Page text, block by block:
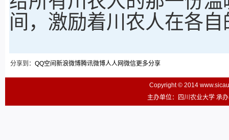
间，激励着川农人在各
分享到： QQ空间 新浪微博腾讯微博人人网微信更多分享
Copyright © 2014
主办单位：四川农业大学 承